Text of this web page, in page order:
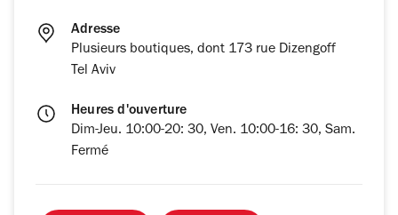
Adresse
Plusieurs boutiques, dont 173 rue Dizengoff
Tel Aviv
Heures d'ouverture
Dim-Jeu. 10:00-20: 30, Ven. 10:00-16: 30, Sam.
Fermé